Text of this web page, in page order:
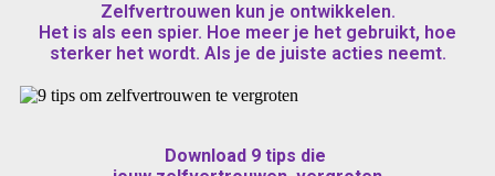
Zelfvertrouwen kun je ontwikkelen.
Het is als een spier. Hoe meer je het gebruikt, hoe
sterker het wordt. Als je de juiste acties neemt.
Download 9 tips die